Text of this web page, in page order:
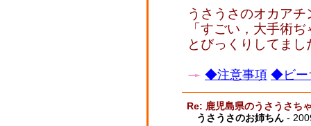
うさうさのオカア
「すごい，大手術
とびっくりしてまし
◆注意事項 ◆ビー
Re: 鹿児島県のうさうさち
うさうさのお姉ちん -